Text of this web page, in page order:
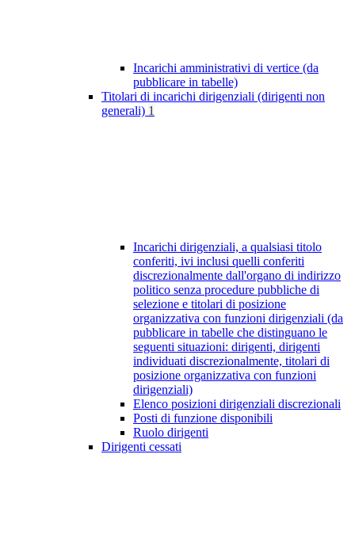
Incarichi amministrativi di vertice (da
pubblicare in tabelle)
Titolari di incarichi dirigenziali (dirigenti non
generali) 1
Incarichi dirigenziali, a qualsiasi titolo
conferiti, ivi inclusi quelli conferiti
discrezionalmente dall'organo di indirizzo
politico senza procedure pubbliche di
selezione e titolari di posizione
organizzativa con funzioni dirigenziali (da
pubblicare in tabelle che distinguano le
seguenti situazioni: dirigenti, dirigenti
individuati discrezionalmente, titolari di
posizione organizzativa con funzioni
dirigenziali)
Elenco posizioni dirigenziali discrezionali
Posti di funzione disponibili
Ruolo dirigenti
Dirigenti cessati